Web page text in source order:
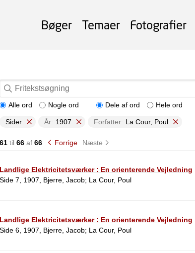
Bøger Temaer Fotografier
Alle ord Nogle ord Dele af ord Hele ord
Sider År: 1907 Forfatter: La Cour, Poul
61til 66af 66 Forrige Næste
Landlige Elektricitetsværker : En orienterende Vejledning
Side 7, 1907, Bjerre, Jacob; La Cour, Poul
Landlige Elektricitetsværker : En orienterende Vejledning
Side 6, 1907, Bjerre, Jacob; La Cour, Poul